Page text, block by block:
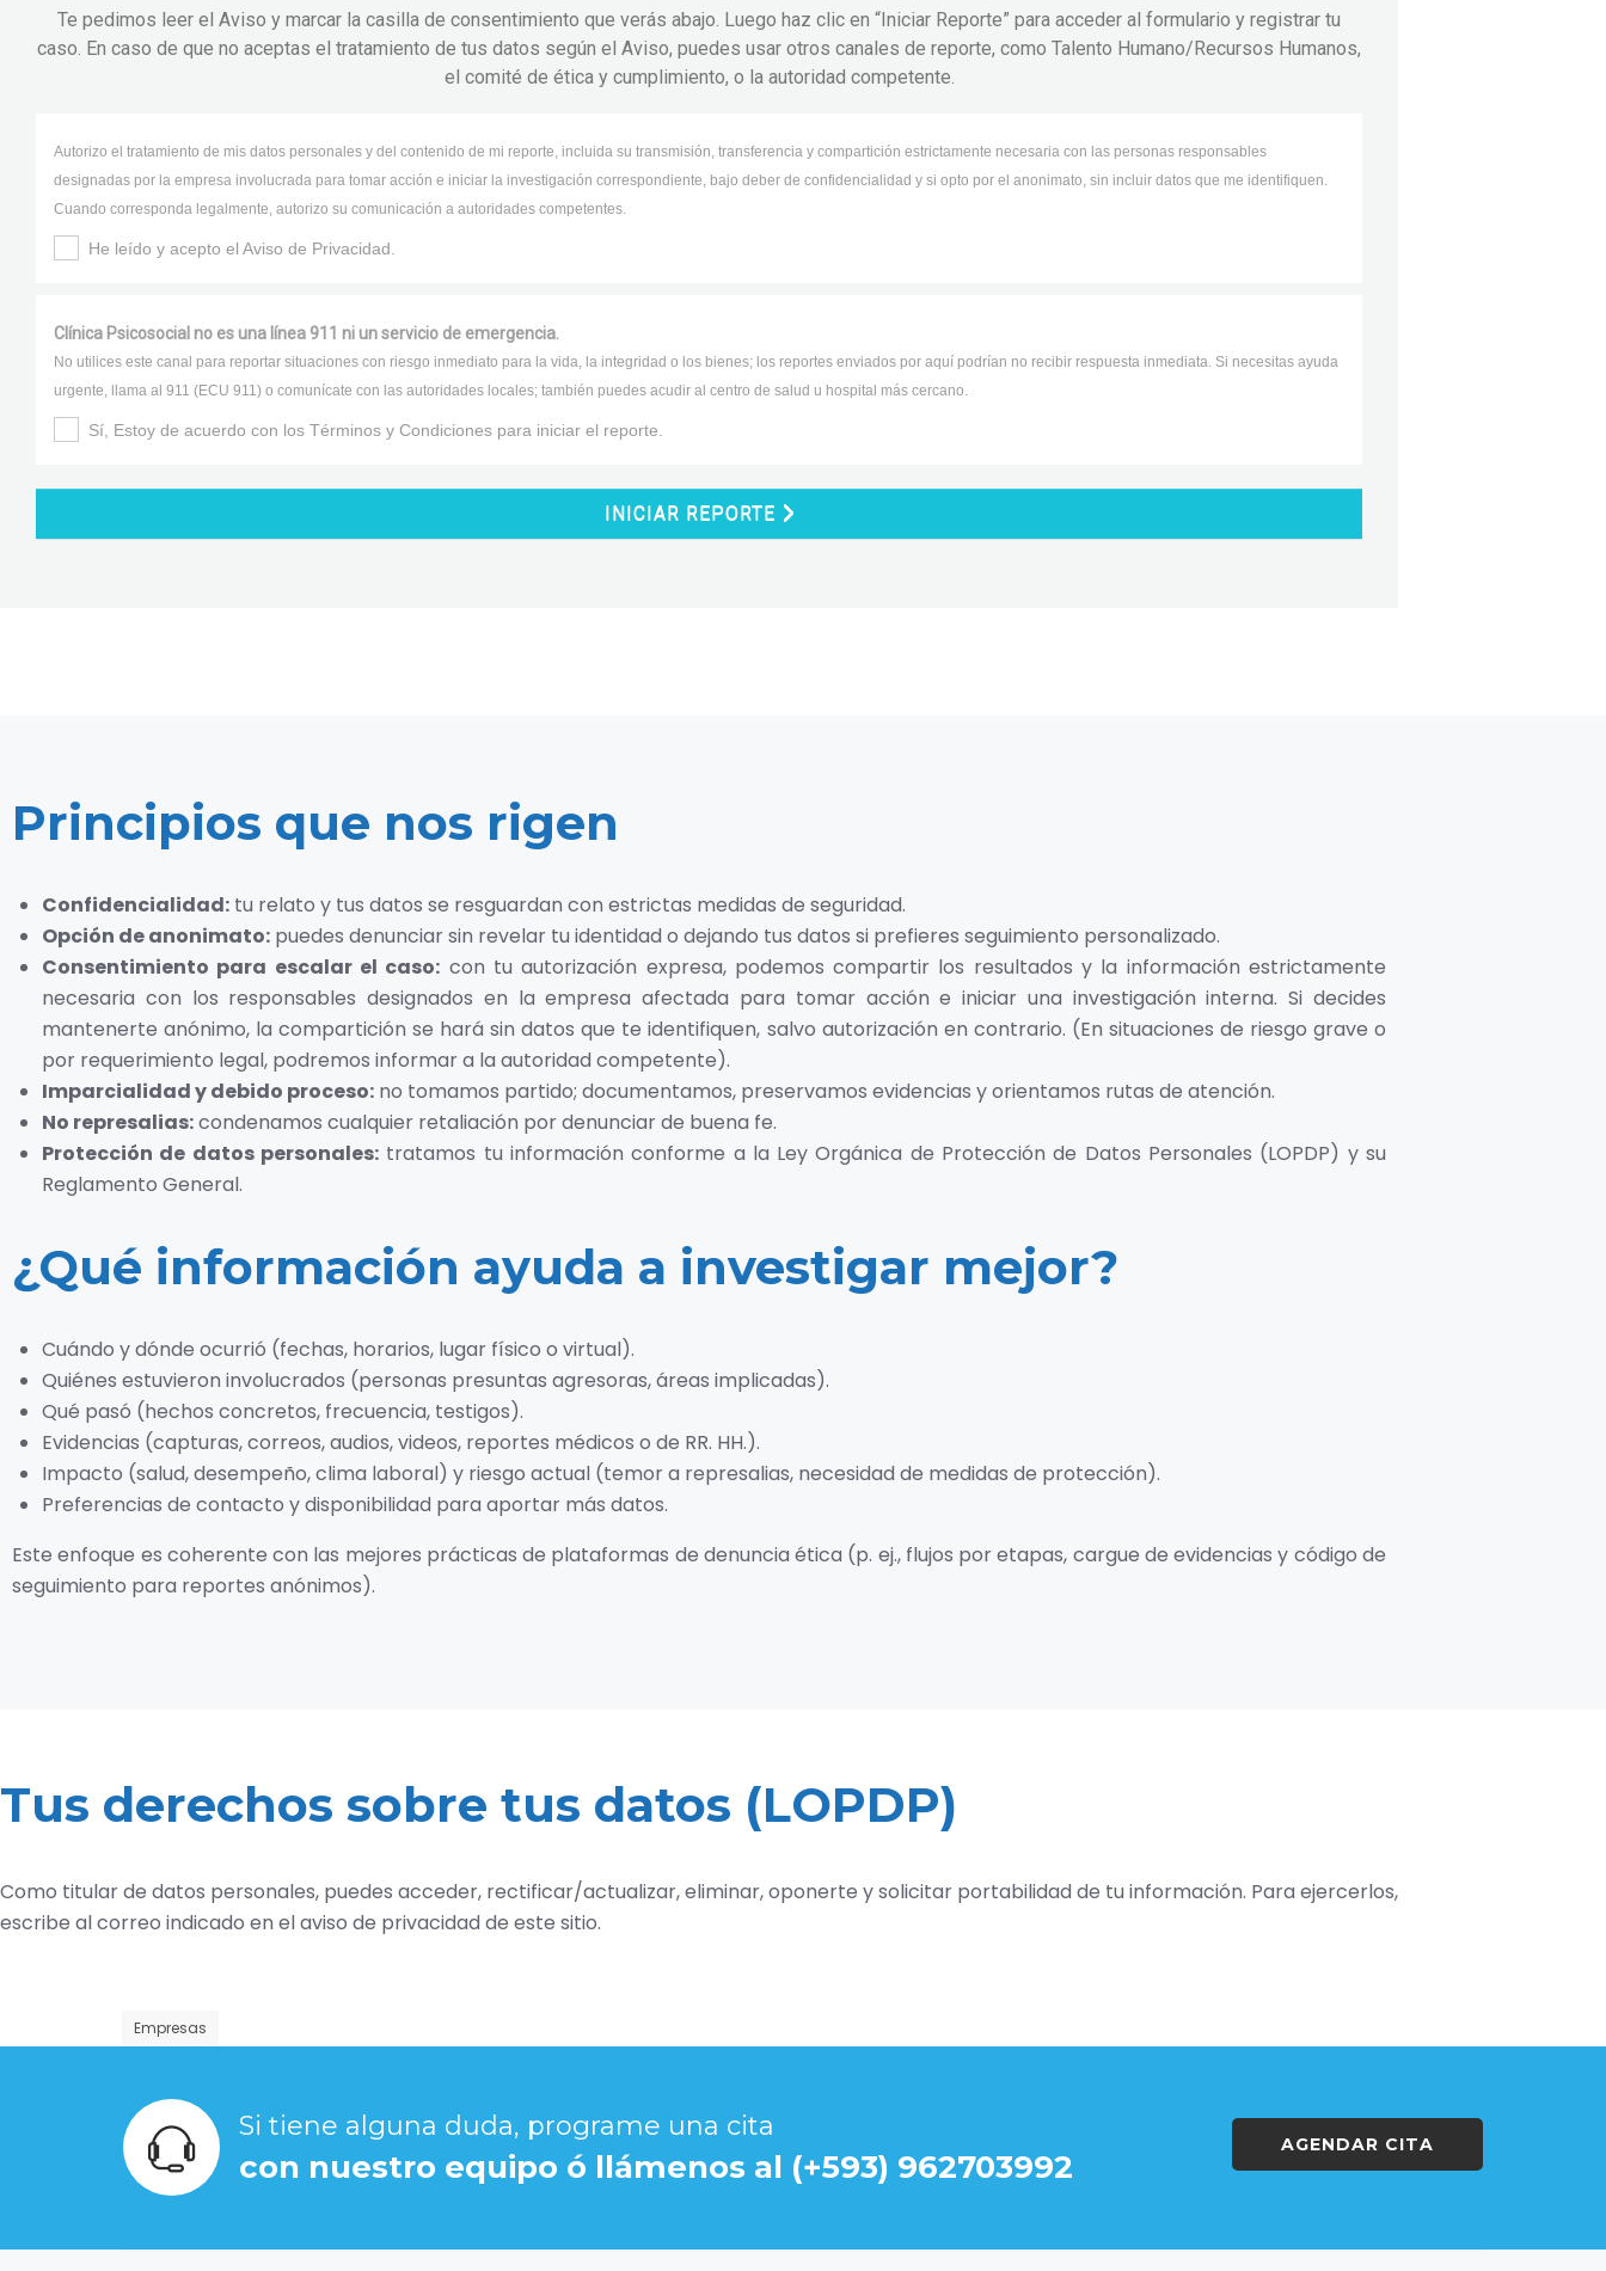
Te pedimos leer el Aviso y marcar la casilla de consentimiento que verás abajo. Luego haz clic en “Iniciar Reporte” para acceder al formulario y registrar tu
caso. En caso de que no aceptas el tratamiento de tus datos según el Aviso, puedes usar otros canales de reporte, como Talento Humano/Recursos Humanos,
el comité de ética y cumplimiento, o la autoridad competente.
Autorizo el tratamiento de mis datos personales y del contenido de mi reporte, incluida su transmisión, transferencia y compartición estrictamente necesaria con las personas responsables
designadas por la empresa involucrada para tomar acción e iniciar la investigación correspondiente, bajo deber de confidencialidad y si opto por el anonimato, sin incluir datos que me identifiquen.
Cuando corresponda legalmente, autorizo su comunicación a autoridades competentes.
He leído y acepto el Aviso de Privacidad.
Clínica Psicosocial no es una línea 911 ni un servicio de emergencia.
No utilices este canal para reportar situaciones con riesgo inmediato para la vida, la integridad o los bienes; los reportes enviados por aquí podrían no recibir respuesta inmediata. Si necesitas ayuda
urgente, llama al 911 (ECU 911) o comunícate con las autoridades locales; también puedes acudir al centro de salud u hospital más cercano.
Sí, Estoy de acuerdo con los Términos y Condiciones para iniciar el reporte.
INICIAR REPORTE
Principios que nos rigen
Confidencialidad: tu relato y tus datos se resguardan con estrictas medidas de seguridad.
Opción de anonimato: puedes denunciar sin revelar tu identidad o dejando tus datos si prefieres seguimiento personalizado.
Consentimiento para escalar el caso: con tu autorización expresa, podemos compartir los resultados y la información estrictamente
necesaria con los responsables designados en la empresa afectada para tomar acción e iniciar una investigación interna. Si decides
mantenerte anónimo, la compartición se hará sin datos que te identifiquen, salvo autorización en contrario. (En situaciones de riesgo grave o
por requerimiento legal, podremos informar a la autoridad competente).
Imparcialidad y debido proceso: no tomamos partido; documentamos, preservamos evidencias y orientamos rutas de atención.
No represalias:condenamos cualquier retaliación por denunciar de buena fe.
Protección de datos personales:tratamos tu información conforme a la Ley Orgánica de Protección de Datos Personales (LOPDP) y su
Reglamento General.
¿Qué información ayuda a investigar mejor?
Cuándo y dónde ocurrió (fechas, horarios, lugar físico o virtual).
Quiénes estuvieron involucrados (personas presuntas agresoras, áreas implicadas).
Qué pasó (hechos concretos, frecuencia, testigos).
Evidencias (capturas, correos, audios, videos, reportes médicos o de RR. HH.).
Impacto (salud, desempeño, clima laboral) y riesgo actual (temor a represalias, necesidad de medidas de protección).
Preferencias de contacto y disponibilidad para aportar más datos.
Este enfoque es coherente con las mejores prácticas de plataformas de denuncia ética (p. ej., flujos por etapas, cargue de evidencias y código de
seguimiento para reportes anónimos).
Tus derechos sobre tus datos (LOPDP)
Como titular de datos personales, puedes acceder, rectificar/actualizar, eliminar, oponerte y solicitar portabilidad de tu información. Para ejercerlos,
escribe al correo indicado en el aviso de privacidad de este sitio.
Empresas
Si tiene alguna duda, programe una cita
con nuestro equipo ó llámenos al (+593) 962703992
AGENDAR CITA